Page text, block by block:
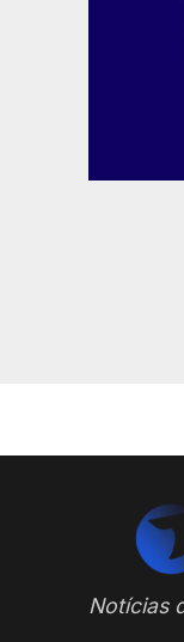
Notícias